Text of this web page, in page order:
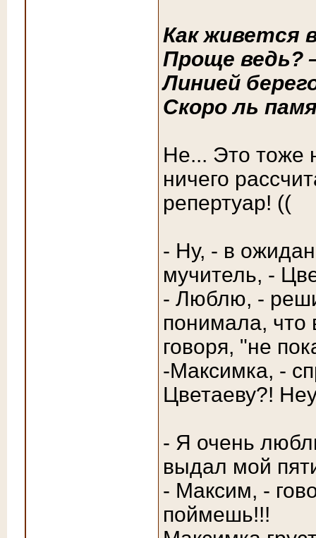
Как живется
Проще ведь?
Линией
Скоро ль
Не... Это тоже
ничего
репертуар! ((
- Ну, - в
мучитель, -
- Люблю, -
понимала, что
говоря, "не
-Максимка, -
Цветаеву?!
- Я очень
выдал мой
- Максим, -
поймешь!!!